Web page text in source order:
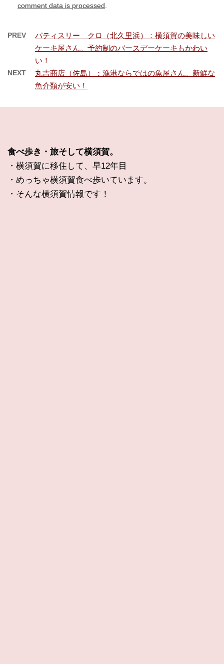
comment data is processed
PREV
パティスリー クロ（北久里浜）：横須賀の美味しい
ケーキ屋さん。予約制のバースデーケーキもかわい
い！
NEXT
丸吉商店（佐島）：漁港ならではの魚屋さん。新鮮な
魚介類が安い！
食べ歩き・旅そして横須賀。
・横須賀に移住して、早12年目
・めっちゃ横須賀食べ歩いています。
・そんな横須賀情報です！